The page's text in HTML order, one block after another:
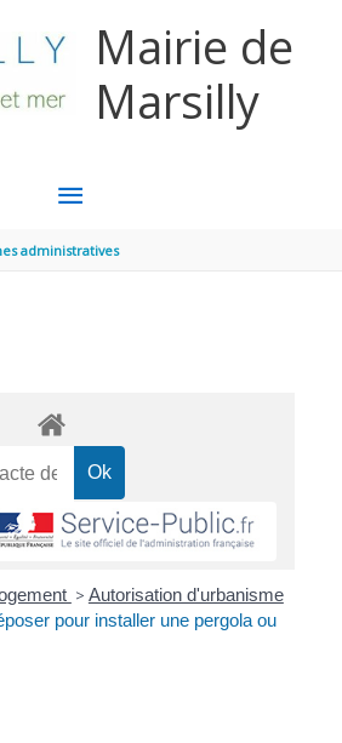
Mairie de
Marsilly
MENU
PRINCIPAL
administratives
> Autorisation d'urbanisme
pour installer une pergola ou